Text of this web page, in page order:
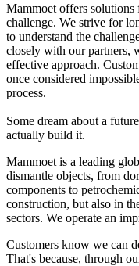
Mammoet offers
challenge. We strive for
to understand the
closely with our partners,
effective approach.
once considered
process.
Some dream about a
actually build it.
Mammoet is a leading
dismantle objects, from
components to
construction, but also in
sectors. We operate an
Customers know we can
That's because, through